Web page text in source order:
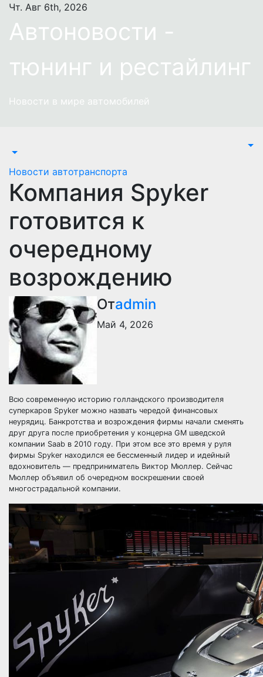
Перейти
содержимому
Чт. Авг 6th, 2026
Автоновости -
тюнинг и рестайлинг
Новости в мире автомобилей
Новости автотранспорта
Компания Spyker
готовится к
очередному
возрождению
Отadmin
Май 4, 2026
Всю современную историю голландского производителя
суперкаров Spyker можно назвать чередой финансовых
неурядиц. Банкротства и возрождения фирмы начали сменять
друг друга после приобретения у концерна GM шведской
компании Saab в 2010 году. При этом все это время у руля
фирмы Spyker находился ее бессменный лидер и идейный
вдохновитель — предприниматель Виктор Мюллер. Сейчас
Мюллер объявил об очередном воскрешении своей
многострадальной компании.